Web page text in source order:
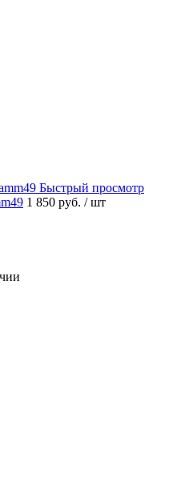
Быстрый просмотр
1 850 руб. / шт